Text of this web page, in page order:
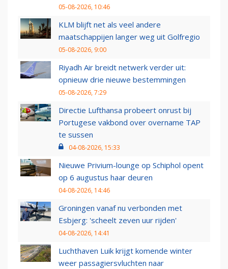
05-08-2026, 10:46
KLM blijft net als veel andere
maatschappijen langer weg uit Golfregio
05-08-2026, 9:00
Riyadh Air breidt netwerk verder uit:
opnieuw drie nieuwe bestemmingen
05-08-2026, 7:29
Directie Lufthansa probeert onrust bij
Portugese vakbond over overname TAP
te sussen
04-08-2026, 15:33
Nieuwe Privium-lounge op Schiphol opent
op 6 augustus haar deuren
04-08-2026, 14:46
Groningen vanaf nu verbonden met
Esbjerg: 'scheelt zeven uur rijden'
04-08-2026, 14:41
Luchthaven Luik krijgt komende winter
weer passagiersvluchten naar